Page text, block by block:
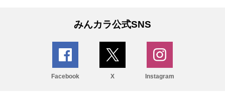
みんカラ公式SNS
Facebook X Instagram